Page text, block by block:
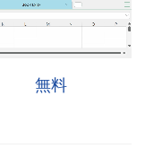
無料